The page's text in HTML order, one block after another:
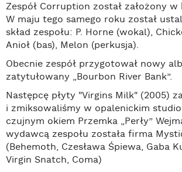
Zespół Corruption został założony w
W maju tego samego roku został
skład zespołu: P. Horne (wokal),
Anioł (bas), Melon (perkusja).
Obecnie zespół przygotował nowy
zatytułowany „Bourbon River Bank”.
Następcę płyty "Virgins Milk" (2005)
i zmiksowaliśmy w opalenickim studio
czujnym okiem Przemka „Perły”
wydawcą zespołu została firma
(Behemoth, Czesława Śpiewa, Gaba
Virgin Snatch, Coma)